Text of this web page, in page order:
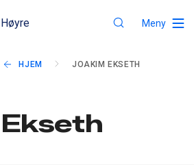
Meny
HJEM JOAKIM EKSETH